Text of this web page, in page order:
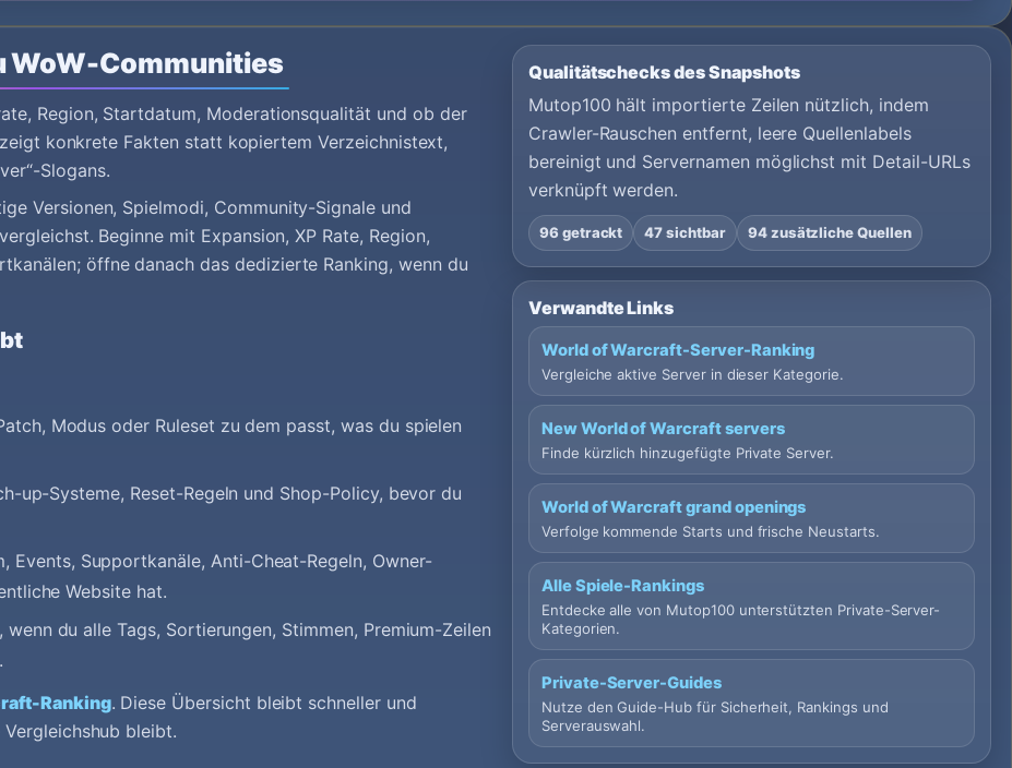
WoW-Communities
Region, Startdatum, Moderationsqualität und ob der
konkrete Fakten statt kopiertem Verzeichnistext,
Slogans.
Versionen, Spielmodi, Community-Signale und
Beginne mit Expansion, XP Rate, Region,
öffne danach das dedizierte Ranking, wenn du
Modus oder Ruleset zu dem passt, was du spielen
up-Systeme, Reset-Regeln und Shop-Policy, bevor du
Events, Supportkanäle, Anti-Cheat-Regeln, Owner-
Website hat.
du alle Tags, Sortierungen, Stimmen, Premium-Zeilen
Ranking. Diese Übersicht bleibt schneller und
bleibt.
Qualitätschecks des Snapshots
Mutop100 hält importierte Zeilen nützlich, indem
Crawler-Rauschen entfernt, leere Quellenlabels
bereinigt und Servernamen möglichst mit Detail-URLs
verknüpft werden.
96 getrackt 47 sichtbar 94 zusätzliche Quellen
Verwandte Links
World of Warcraft-Server-Ranking
Vergleiche aktive Server in dieser Kategorie.
New World of Warcraft servers
Finde kürzlich hinzugefügte Private Server.
World of Warcraft grand openings
Verfolge kommende Starts und frische Neustarts.
Alle Spiele-Rankings
Entdecke alle von Mutop100 unterstützten Private-Server-
Kategorien.
Private-Server-Guides
Nutze den Guide-Hub für Sicherheit, Rankings und
Serverauswahl.